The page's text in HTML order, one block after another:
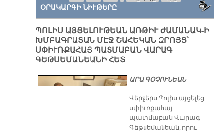
ՕՐԱԿԱՐԳԻ ՆԻՒԹԵՐԸ
ՊՈԼԻՍ ԱՅՑԵԼՈՒԹԵԱՆ ԱՌԹԻՒ ԺԱՄԱՆԱԿ-Ի
ԽՄԲԱԳՐԱՏԱՆ ՄԷՋ ՇԱՀԵԿԱՆ ԶՐՈՅՑ՝
ՍՓԻՒՌՔԱՀԱՅ ՊԱՏՄԱԲԱՆ ՎԱՐԱԳ
ԳԵԹՍԵՄԱՆԵԱՆԻ ՀԵՏ
ԱՐԱ ԳՕՉՈՒՆԵԱՆ
Վերջերս Պոլիս այցելեց
սփիւռքահայ
պատմաբան Վարագ
Գեթսեմանեան, որու